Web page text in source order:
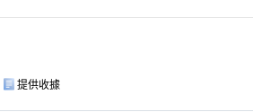
提供收據